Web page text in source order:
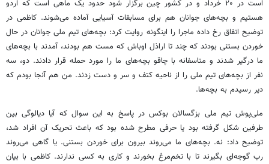
است در ۲۰ خرداد و در کشور چین برگزار شود حدود یک ماهی است که اردو
هستیم و بچه‌های جوانان هم برای مسابقات آسیایی آماده می‌شوند. کاظمی در
توضیح اتفاق رخ داده ماجرا را اینگونه روایت کرد: بچه‌های تیم ملی جوانان در حال
خوردن بستنی بودند که چند تا اراذل اوباش که مست هم بودند، آمدند با بچه‌های
ما درگیر شدند و متاسفانه با چاقو بچه‌های ما را مورد حمله قرار دادند. دو، سه
نفر از بچه‌های تیم ملی را از ناحیه کتف و سر و دست زدند. من هم آنجا بودم که
دیر رسیدم به بچه‌ها.
ملی‌پوش تیم ملی بزگسالان بوکس در پاسخ به این سوال که آیا دیالوگی بین
طرفین شکل گرفته بود یا حرفی مطرح شده بود که باعث تحریک آن افراد شد،
توضیح داد: نه. بچه‌های ما می‌روند بیرون برای خوردن بستنی. یا گاهی می‌روند
رب گوجه‌ای بگیرند تا با تخم‌مرغ بخورند و کاری به کسی ندارند. کاظمی با بیان